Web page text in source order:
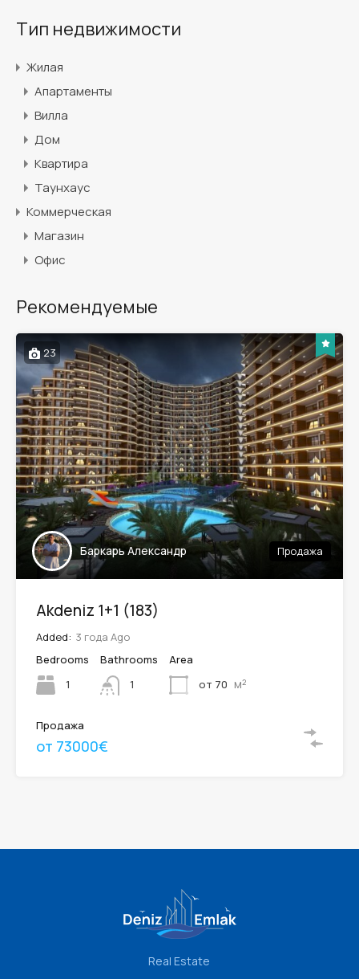
Тип недвижимости
Жилая
Апартаменты
Вилла
Дом
Квартира
Таунхаус
Коммерческая
Магазин
Офис
Рекомендуемые
23
Баркарь Александр Продажа
Akdeniz 1+1 (183)
Added: 3 года Ago
Bedrooms
1
Bathrooms
1
Area
от 70 м²
Продажа
от 73000€
Real Estate